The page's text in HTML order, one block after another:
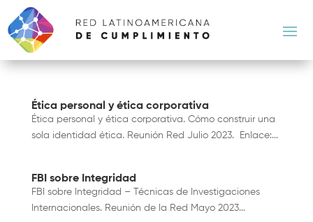
Ética personal y ética corporativa
Ética personal y ética corporativa. Cómo construir una
sola identidad ética. Reunión Red Julio 2023. Enlace:...
FBI sobre Integridad
FBI sobre Integridad – Técnicas de Investigaciones
Internacionales. Reunión de la Red Mayo 2023...